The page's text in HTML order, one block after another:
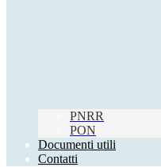
PNRR
PON
Documenti utili
Contatti